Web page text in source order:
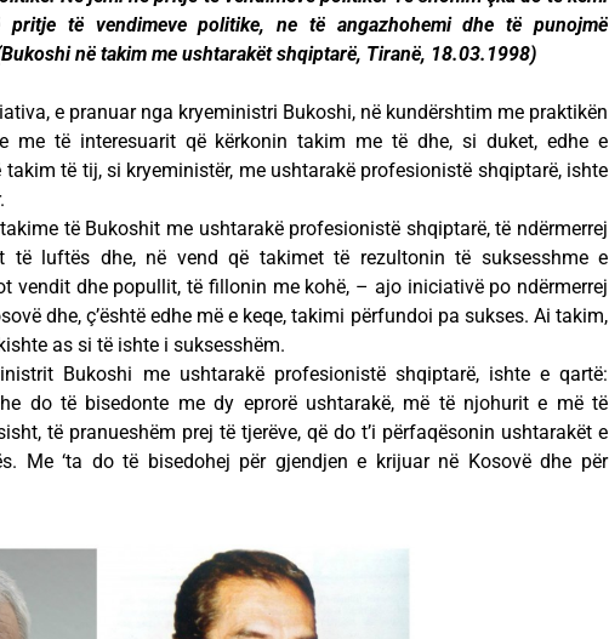
pritje të vendimeve politike, ne të angazhohemi dhe të punojmë
në takim me ushtarakët shqiptarë, Tiranë, 18.03.1998)
e pranuar nga kryeministri Bukoshi, në kundërshtim me praktikën
me të interesuarit që kërkonin takim me të dhe, si duket, edhe e
takim të tij, si kryeministër, me ushtarakë profesionistë shqiptarë, ishte
të Bukoshit me ushtarakë profesionistë shqiptarë, të ndërmerrej
të luftës dhe, në vend që takimet të rezultonin të suksesshme e
vendit dhe popullit, të fillonin me kohë, – ajo iniciativë po ndërmerrej
dhe, ç’është edhe më e keqe, takimi përfundoi pa sukses. Ai takim,
as si të ishte i suksesshëm.
Bukoshi me ushtarakë profesionistë shqiptarë, ishte e qartë:
do të bisedonte me dy eprorë ushtarakë, më të njohurit e më të
të pranueshëm prej të tjerëve, që do t’i përfaqësonin ushtarakët e
Me ‘ta do të bisedohej për gjendjen e krijuar në Kosovë dhe për